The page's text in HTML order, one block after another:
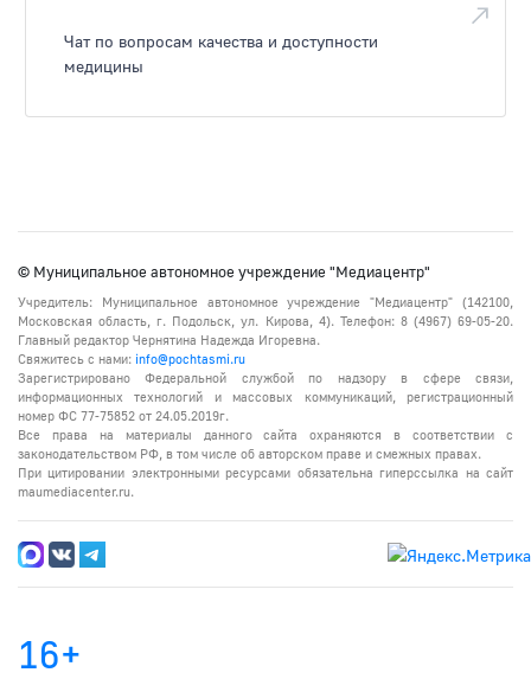
Чат по вопросам качества и доступности
медицины
© Муниципальное автономное учреждение "Медиацентр"
Учредитель: Муниципальное автономное учреждение "Медиацентр" (142100,
Московская область, г. Подольск, ул. Кирова, 4). Телефон: 8 (4967) 69-05-20.
Главный редактор Чернятина Надежда Игоревна.
Свяжитесь с нами: info@pochtasmi.ru
Зарегистрировано Федеральной службой по надзору в сфере связи,
информационных технологий и массовых коммуникаций, регистрационный
номер ФС 77-75852 от 24.05.2019г.
Все права на материалы данного сайта охраняются в соответствии с
законодательством РФ, в том числе об авторском праве и смежных правах.
При цитировании электронными ресурсами обязательна гиперссылка на сайт
maumediacenter.ru.
16+